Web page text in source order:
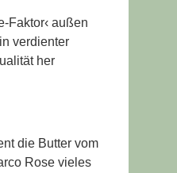
Faktor‹ außen
verdienter
her
die Butter vom
Rose vieles